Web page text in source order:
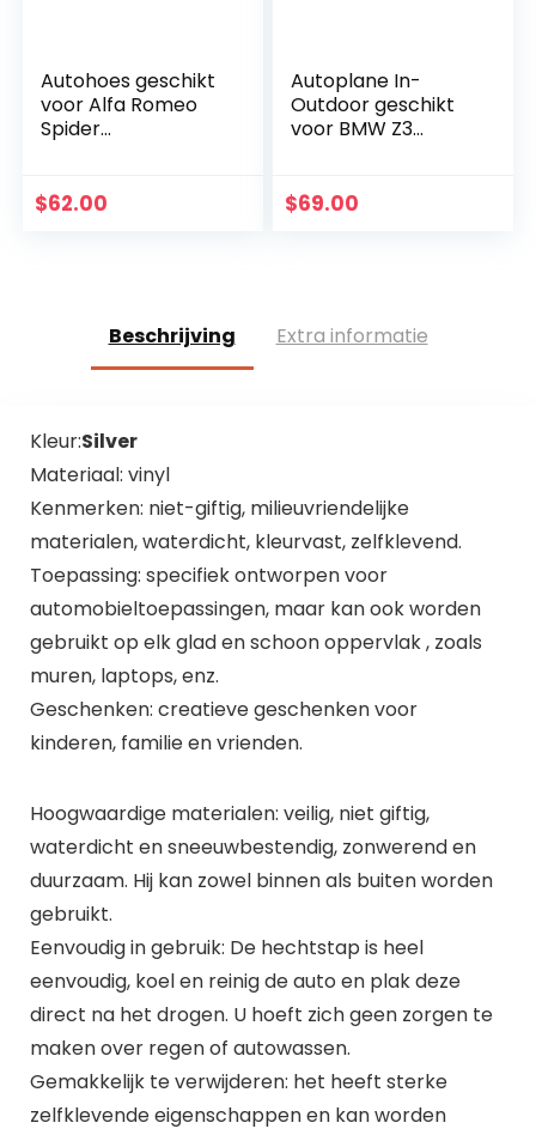
Autohoes geschikt
voor Alfa Romeo
Spider
voor de auto,
$62.00
Autoplane In-
Outdoor geschikt
voor BMW Z3
vuilafstotend,
$69.00
Beschrijving Extra informatie
Kleur:Silver
Materiaal: vinyl
Kenmerken: niet-giftig, milieuvriendelijke
materialen, waterdicht, kleurvast, zelfklevend.
Toepassing: specifiek ontworpen voor
automobieltoepassingen, maar kan ook worden
gebruikt op elk glad en schoon oppervlak , zoals
muren, laptops, enz.
Geschenken: creatieve geschenken voor
kinderen, familie en vrienden.
Hoogwaardige materialen: veilig, niet giftig,
waterdicht en sneeuwbestendig, zonwerend en
duurzaam. Hij kan zowel binnen als buiten worden
gebruikt.
Eenvoudig in gebruik: De hechtstap is heel
eenvoudig, koel en reinig de auto en plak deze
direct na het drogen. U hoeft zich geen zorgen te
maken over regen of autowassen.
Gemakkelijk te verwijderen: het heeft sterke
zelfklevende eigenschappen en kan worden